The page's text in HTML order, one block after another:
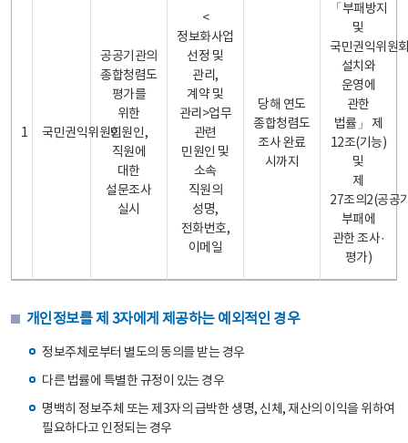
1 국민권익위원회
공공기관의
종합청렴도
평가를
위한
민원인,
직원에
대한
설문조사
실시
<
정보화사업
선정 및
관리,
계약 및
관리>업무
관련
민원인 및
소속
직원의
성명,
전화번호,
이메일
당해 연도
종합청렴도
조사 완료
시까지
「부패방지
및
국민권익위원
설치와
운영에
관한
법률」 제
12조(기능)
및
제
27조의2(공공
부패에
관한 조사·
평가)
개인정보를 제 3자에게 제공하는 예외적인 경우
정보주체로부터 별도의 동의를 받는 경우
다른 법률에 특별한 규정이 있는 경우
명백히 정보주체 또는 제3자의 급박한 생명, 신체, 재산의 이익을 위하여
필요하다고 인정되는 경우